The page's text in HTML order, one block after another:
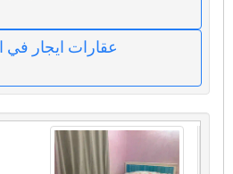
عقارات ايجار في